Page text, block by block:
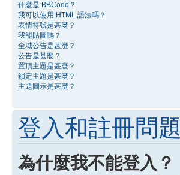
什麼是 BBCode？
我可以使用 HTML 語法嗎？
表情符號是甚麼？
我能貼圖嗎？
全域公告是甚麼？
公告是甚麼？
置頂主題是甚麼？
鎖定主題是甚麼？
主題圖示是甚麼？
登入和註冊問題
為什麼我不能登入？